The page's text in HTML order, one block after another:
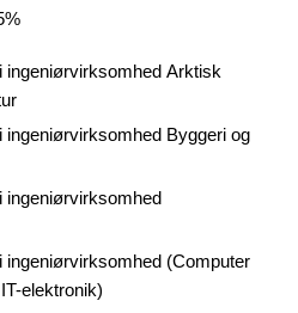
ingeniørvirksomhed Arktisk
ingeniørvirksomhed Byggeri og
ingeniørvirksomhed
ingeniørvirksomhed (Computer
elektronik)